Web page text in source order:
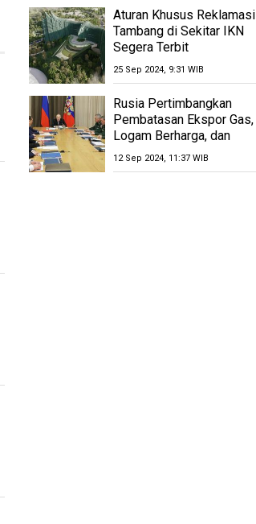
Aturan Khusus Reklamasi
Tambang di Sekitar IKN
Segera Terbit
25 Sep 2024, 9:31 WIB
Rusia Pertimbangkan
Pembatasan Ekspor Gas,
Logam Berharga, dan
Uranium
12 Sep 2024, 11:37 WIB